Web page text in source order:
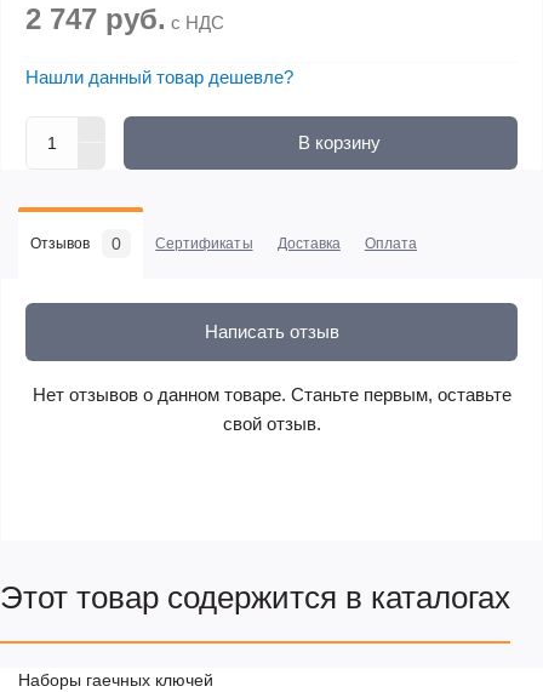
2 747 руб. с НДС
Нашли данный товар дешевле?
В корзину
Отзывов 0 Сертификаты Доставка Оплата
Написать отзыв
Нет отзывов о данном товаре. Станьте первым, оставьте
свой отзыв.
Этот товар содержится в каталогах
Наборы гаечных ключей